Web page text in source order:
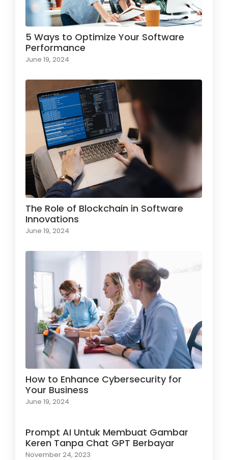
5 Ways to Optimize Your Software
Performance
June 19, 2024
The Role of Blockchain in Software
Innovations
June 19, 2024
How to Enhance Cybersecurity for
Your Business
June 19, 2024
Prompt AI Untuk Membuat Gambar
Keren Tanpa Chat GPT Berbayar
November 24, 2023